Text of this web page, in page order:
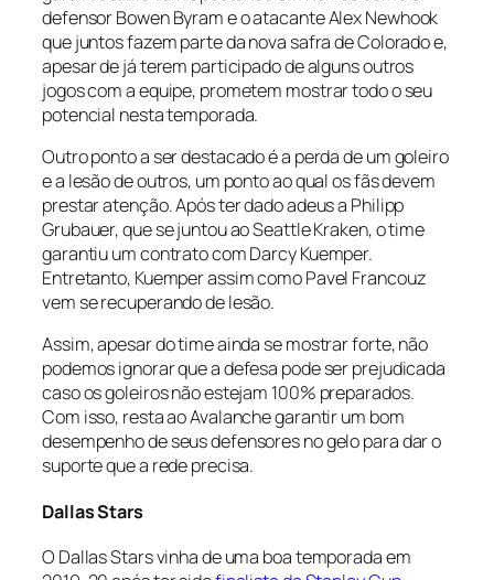
defensor Bowen Byram e o atacante Alex Newhook
que juntos fazem parte da nova safra de Colorado e,
apesar de já terem participado de alguns outros
jogos com a equipe, prometem mostrar todo o seu
potencial nesta temporada.
Outro ponto a ser destacado é a perda de um goleiro
e a lesão de outros, um ponto ao qual os fãs devem
prestar atenção. Após ter dado adeus a Philipp
Grubauer, que se juntou ao Seattle Kraken, o time
garantiu um contrato com Darcy Kuemper.
Entretanto, Kuemper assim como Pavel Francouz
vem se recuperando de lesão.
Assim, apesar do time ainda se mostrar forte, não
podemos ignorar que a defesa pode ser prejudicada
caso os goleiros não estejam 100% preparados.
Com isso, resta ao Avalanche garantir um bom
desempenho de seus defensores no gelo para dar o
suporte que a rede precisa.
Dallas Stars
O Dallas Stars vinha de uma boa temporada em